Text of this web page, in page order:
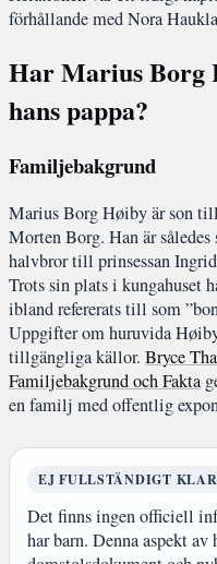
förhållande med Nora
Har Marius Borg
hans pappa?
Familjebakgrund
Marius Borg Høiby är son
Morten Borg. Han är
halvbror till prinsessan
Trots sin plats i kungahuset
ibland refererats till som
Uppgifter om huruvida
tillgängliga källor. Bryce
Familjebakgrund och Fakta
en familj med offentlig
EJ FULLSTÄNDIGT
Det finns ingen officiell
har barn. Denna aspekt